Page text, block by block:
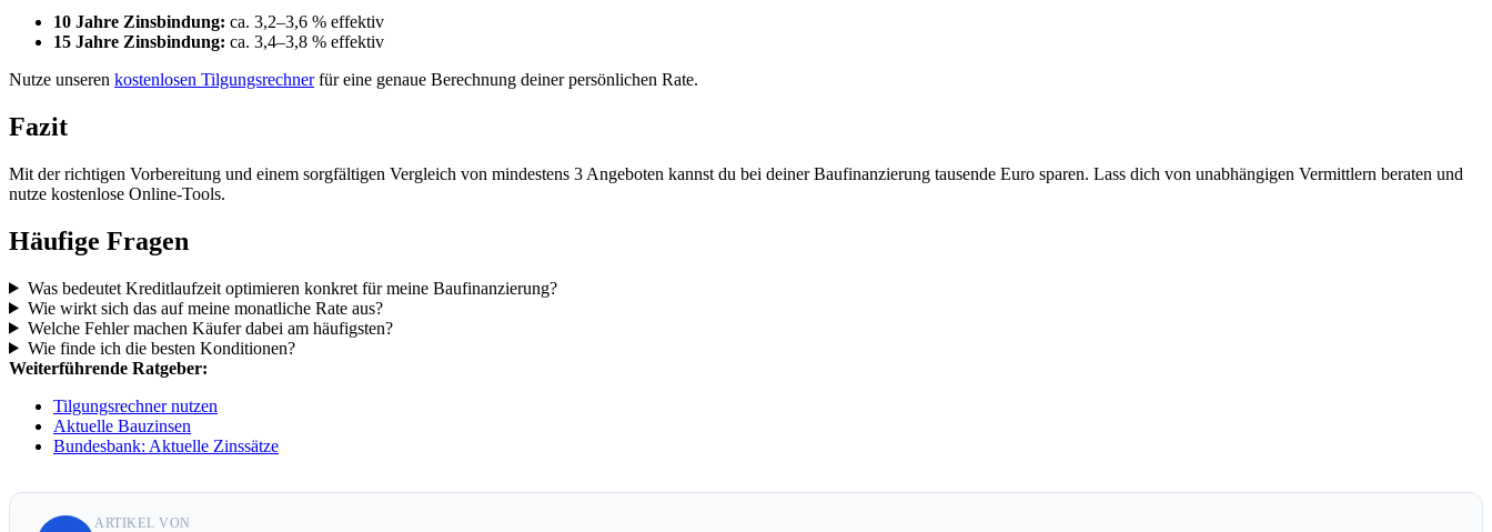
10 Jahre Zinsbindung: ca. 3,2–3,6 % effektiv
15 Jahre Zinsbindung: ca. 3,4–3,8 % effektiv
Nutze unseren kostenlosen Tilgungsrechnerfür eine genaue Berechnung deiner persönlichen Rate.
Fazit
Mit der richtigen Vorbereitung und einem sorgfältigen Vergleich von mindestens 3 Angeboten kannst du bei deiner Baufinanzierung tausende Euro sparen. Lass dich von unabhängigen Vermittlern beraten und
nutze kostenlose Online-Tools.
Häufige Fragen
Was bedeutet Kreditlaufzeit optimieren konkret für meine Baufinanzierung?
Wie wirkt sich das auf meine monatliche Rate aus?
Welche Fehler machen Käufer dabei am häufigsten?
Wie finde ich die besten Konditionen?
Weiterführende Ratgeber:
Tilgungsrechner nutzen
Aktuelle Bauzinsen
Bundesbank: Aktuelle Zinssätze
ARTIKEL VON